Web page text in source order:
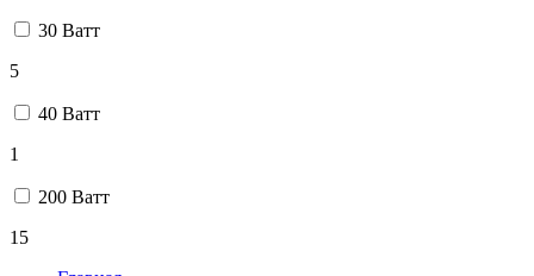
30 Ватт
5
40 Ватт
1
200 Ватт
15